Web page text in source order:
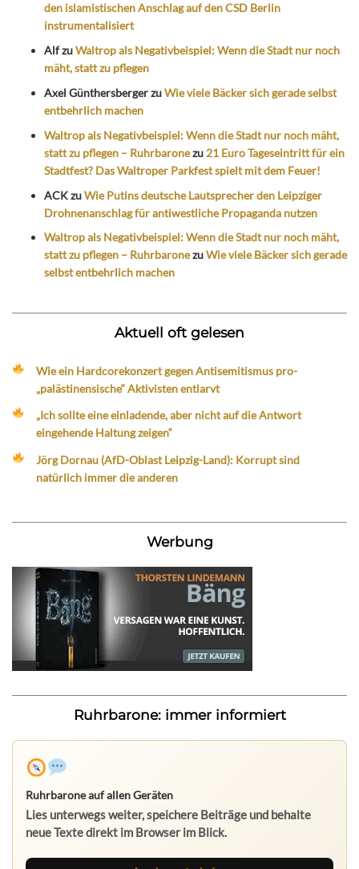
den islamistischen Anschlag auf den CSD Berlin
instrumentalisiert
AlfzuWaltrop als Negativbeispiel: Wenn die Stadt nur noch
mäht, statt zu pflegen
Axel GünthersbergerzuWie viele Bäcker sich gerade selbst
entbehrlich machen
Waltrop als Negativbeispiel: Wenn die Stadt nur noch mäht,
statt zu pflegen – Ruhrbaronezu 21 Euro Tageseintritt für ein
Stadtfest? Das Waltroper Parkfest spielt mit dem Feuer!
ACKzuWie Putins deutsche Lautsprecher den Leipziger
Drohnenanschlag für antiwestliche Propaganda nutzen
Waltrop als Negativbeispiel: Wenn die Stadt nur noch mäht,
statt zu pflegen – RuhrbaronezuWie viele Bäcker sich gerade
selbst entbehrlich machen
Aktuell oft gelesen
Wie ein Hardcorekonzert gegen Antisemitismus pro-
„palästinensische“ Aktivisten entlarvt
„Ich sollte eine einladende, aber nicht auf die Antwort
eingehende Haltung zeigen“
Jörg Dornau (AfD-Oblast Leipzig-Land): Korrupt sind
natürlich immer die anderen
Werbung
Ruhrbarone: immer informiert
Ruhrbarone auf allen Geräten
Lies unterwegs weiter, speichere Beiträge und behalte
neue Texte direkt im Browser im Blick.